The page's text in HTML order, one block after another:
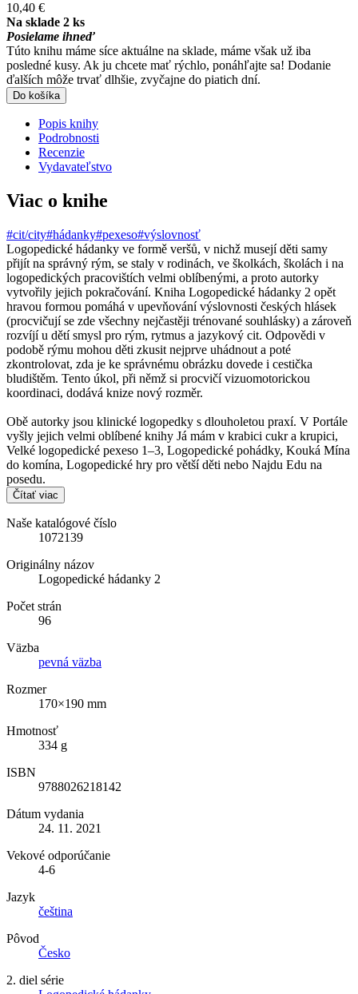
10,40 €
Na sklade 2 ks
Posielame ihneď
Túto knihu máme síce aktuálne na sklade, máme však už iba
posledné kusy. Ak ju chcete mať rýchlo, ponáhľajte sa! Dodanie
ďalších môže trvať dlhšie, zvyčajne do piatich dní.
Do košíka
Popis knihy
Podrobnosti
Recenzie
Vydavateľstvo
Viac o knihe
#cit/city#hádanky#pexeso#výslovnosť
Logopedické hádanky ve formě veršů, v nichž musejí děti samy
přijít na správný rým, se staly v rodinách, ve školkách, školách i na
logopedických pracovištích velmi oblíbenými, a proto autorky
vytvořily jejich pokračování. Kniha Logopedické hádanky 2 opět
hravou formou pomáhá v upevňování výslovnosti českých hlásek
(procvičují se zde všechny nejčastěji trénované souhlásky) a zároveň
rozvíjí u dětí smysl pro rým, rytmus a jazykový cit. Odpovědi v
podobě rýmu mohou děti zkusit nejprve uhádnout a poté
zkontrolovat, zda je ke správnému obrázku dovede i cestička
bludištěm. Tento úkol, při němž si procvičí vizuomotorickou
koordinaci, dodává knize nový rozměr.
Obě autorky jsou klinické logopedky s dlouholetou praxí. V Portále
vyšly jejich velmi oblíbené knihy Já mám v krabici cukr a krupici,
Velké logopedické pexeso 1–3, Logopedické pohádky, Kouká Mína
do komína, Logopedické hry pro větší děti nebo Najdu Edu na
posedu.
Čítať viac
Naše katalógové číslo
1072139
Originálny názov
Logopedické hádanky 2
Počet strán
96
Väzba
pevná väzba
Rozmer
170×190 mm
Hmotnosť
334 g
ISBN
9788026218142
Dátum vydania
24. 11. 2021
Vekové odporúčanie
4-6
Jazyk
čeština
Pôvod
Česko
2. diel série